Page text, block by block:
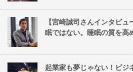
【宮崎誠司さんインタビ
眠ではない。睡眠の質を高
起業家も夢じゃない！ビジ